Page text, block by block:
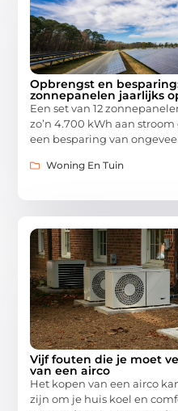
Opbrengst en
zonnepanelen jaarlijks
Een set van 12
zo’n 4.700 kWh aan
een besparing van
Woning En Tuin
Vijf fouten die je moet
van een airco
Het kopen van een airco
zijn om je huis koel en